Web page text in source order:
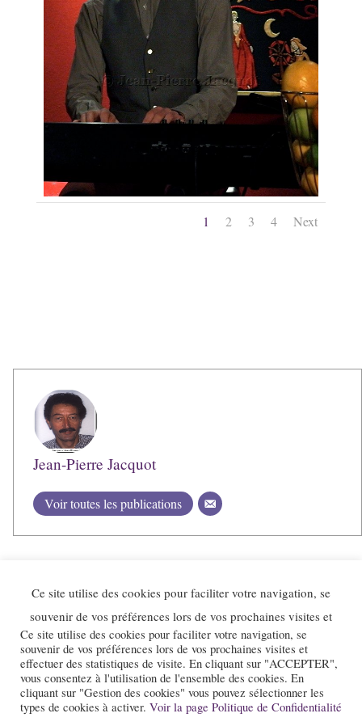
1 2 3 4 Next
Jean-Pierre Jacquot
Voir toutes les publications
Le site et la newsletter Jazz-Rhone-Alpes.com sont édités par l’association
Ce site utilise des cookies pour faciliter votre navigation, se
souvenir de vos préférences lors de vos prochaines visites et
Ce site utilise des cookies pour faciliter votre navigation, se
souvenir de vos préférences lors de vos prochaines visites et
effectuer des statistiques de visite. En cliquant sur "ACCEPTER",
vous consentez à l'utilisation de l'ensemble des cookies. En
cliquant sur "Gestion des cookies" vous pouvez sélectionner les
types de cookies à activer. Voir la page Politique de Confidentialité